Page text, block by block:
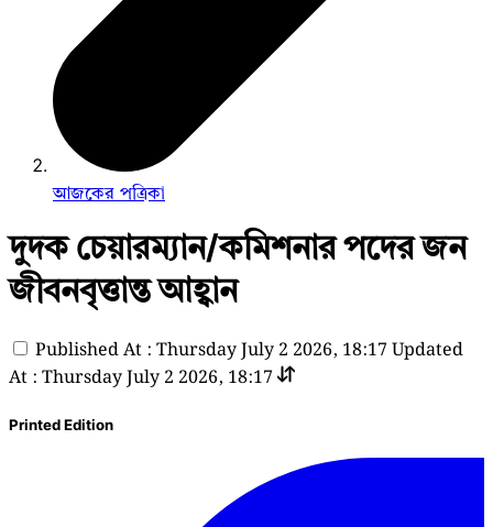
আজকের পত্রিকা
দুদক চেয়ারম্যান/কমিশনার পদের জন
জীবনবৃত্তান্ত আহ্বান
Published At : Thursday July 2 2026, 18:17 Updated
At : Thursday July 2 2026, 18:17
Printed Edition